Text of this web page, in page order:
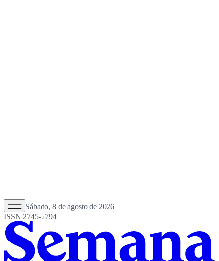
Sábado, 8 de agosto de 2026
ISSN 2745-2794